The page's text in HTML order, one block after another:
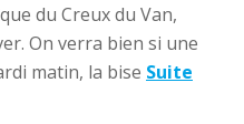
du Creux du Van,
On verra bien si une
matin, la bise Suite